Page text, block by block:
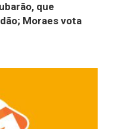
que
Moraes vota